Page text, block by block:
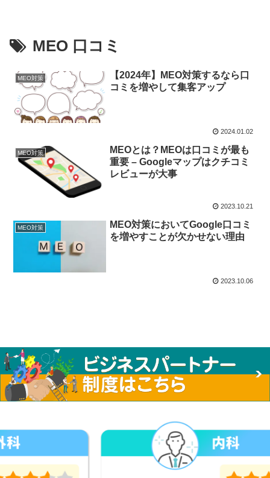
MEO 口コミ
MEO対策
【2024年】MEO対策するなら口
コミを増やして集客アップ
2024.01.02
MEO対策
MEOとは？MEOは口コミが最も
重要 – Googleマップはクチコミ
レビューが大事
2023.10.21
MEO対策
MEO対策においてGoogle口コミ
を増やすことが欠かせない理由
2023.10.06